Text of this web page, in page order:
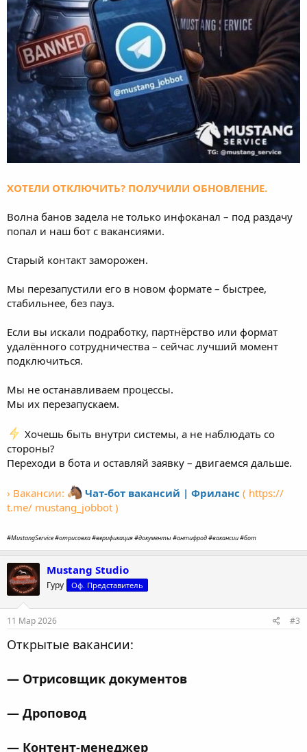
ХОТЕЛИ ОТКЛЮЧИТЬ? ПОЛУЧИЛИ ОБНОВЛЕНИЕ.
Волна банов задела не только инфоканал – под раздачу
попал и наш бот с вакансиями.
Старый контакт заморожен.
Мы перезапустили его в новом формате – быстрее,
стабильнее, без пауз.
Если вы искали подработку, партнёрство или формат
удалённого сотрудничества – сейчас лучший момент
подключиться.
Мы не останавливаем процессы.
Мы их перезапускаем.
Хочешь быть внутри системы, а не наблюдать со
стороны?
Переходи в бота и оставляй заявку – двигаемся дальше.
› Вакансии: Чат-бот вакансий | Фриланс ( https://
t.me/ mustang_jobbot )
#MustangService #отрисовка #верификация #документы #антифрод #вакансии #бот
Mustang Studio
Гуру Оф. Представитель
11 Мар 2026 #3
Открытые вакансии:
— Отрисовщик документов
— Дроповод
— Контент-менеджер